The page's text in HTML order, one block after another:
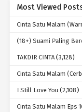
Most Viewed
Cinta Satu Malam
(18+) Suami Paling
TAKDIR CINTA (3,128)
Cinta Satu Malam
I Still Love You (2,108)
Cinta Satu Malam Eps